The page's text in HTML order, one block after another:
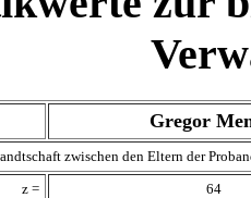
Gregor
zwischen den Eltern der
z =
64